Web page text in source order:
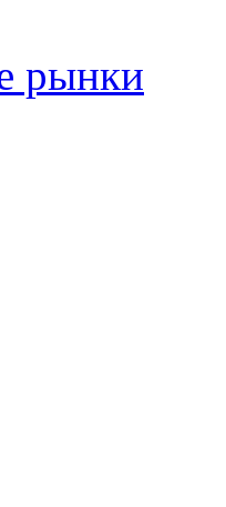
рынки